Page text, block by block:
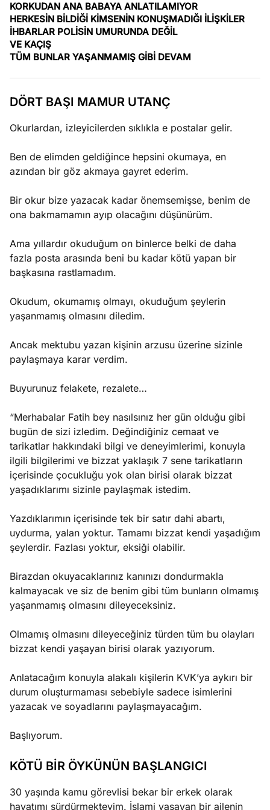
Ağustos
5, 2026
stok
caiz
Yazıları
Spor
KORKUDAN ANA BABAYA ANLATILAMIYOR
HERKESİN BİLDİĞİ KİMSENİN KONUŞMADIĞI İLİŞKİLER
İHBARLAR POLİSİN UMURUNDA DEĞİL
VE KAÇIŞ
TÜM BUNLAR YAŞANMAMIŞ GİBİ DEVAM
DÖRT BAŞI MAMUR UTANÇ
Okurlardan, izleyicilerden sıklıkla e postalar gelir.
Ben de elimden geldiğince hepsini okumaya, en
azından bir göz akmaya gayret ederim.
Bir okur bize yazacak kadar önemsemişse, benim de
ona bakmamamın ayıp olacağını düşünürüm.
Ama yıllardır okuduğum on binlerce belki de daha
fazla posta arasında beni bu kadar kötü yapan bir
başkasına rastlamadım.
Okudum, okumamış olmayı, okuduğum şeylerin
yaşanmamış olmasını diledim.
Ancak mektubu yazan kişinin arzusu üzerine sizinle
paylaşmaya karar verdim.
Buyurunuz felakete, rezalete…
“Merhabalar Fatih bey nasılsınız her gün olduğu gibi
bugün de sizi izledim. Değindiğiniz cemaat ve
tarikatlar hakkındaki bilgi ve deneyimlerimi, konuyla
ilgili bilgilerimi ve bizzat yaklaşık 7 sene tarikatların
içerisinde çocukluğu yok olan birisi olarak bizzat
yaşadıklarımı sizinle paylaşmak istedim.
Yazdıklarımın içerisinde tek bir satır dahi abartı,
uydurma, yalan yoktur. Tamamı bizzat kendi yaşadığım
şeylerdir. Fazlası yoktur, eksiği olabilir.
Birazdan okuyacaklarınız kanınızı dondurmakla
kalmayacak ve siz de benim gibi tüm bunların olmamış
yaşanmamış olmasını dileyeceksiniz.
Olmamış olmasını dileyeceğiniz türden tüm bu olayları
bizzat kendi yaşayan birisi olarak yazıyorum.
Anlatacağım konuyla alakalı kişilerin KVK’ya aykırı bir
durum oluşturmaması sebebiyle sadece isimlerini
yazacak ve soyadlarını paylaşmayacağım.
Başlıyorum.
KÖTÜ BİR ÖYKÜNÜN BAŞLANGICI
30 yaşında kamu görevlisi bekar bir erkek olarak
hayatımı sürdürmekteyim. İslami yaşayan bir ailenin